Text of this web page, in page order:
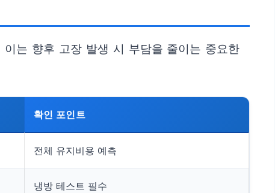
는 향후 고장 발생 시 부담을 줄이는 중요한
확인 포인트
전체 유지비용 예측
냉방 테스트 필수